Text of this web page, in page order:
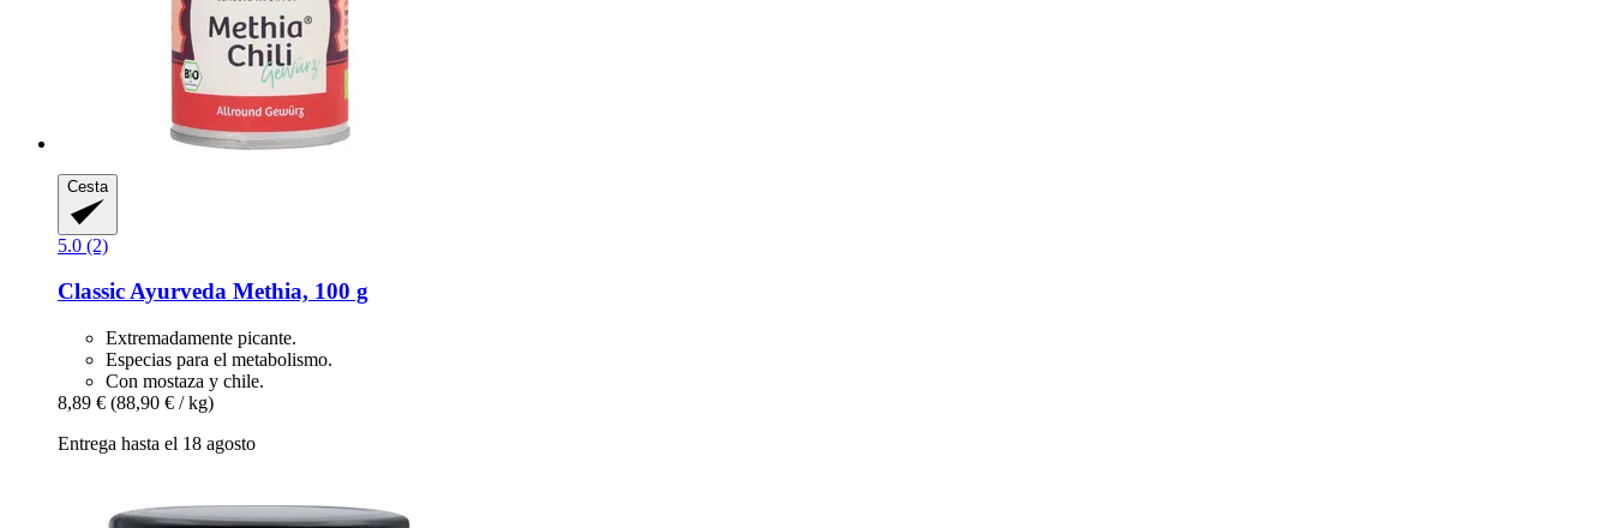
Cesta
5.0 (2)
Classic Ayurveda Methia, 100 g
Extremadamente picante.
Especias para el metabolismo.
Con mostaza y chile.
8,89 € (88,90 € / kg)
Entrega hasta el 18 agosto